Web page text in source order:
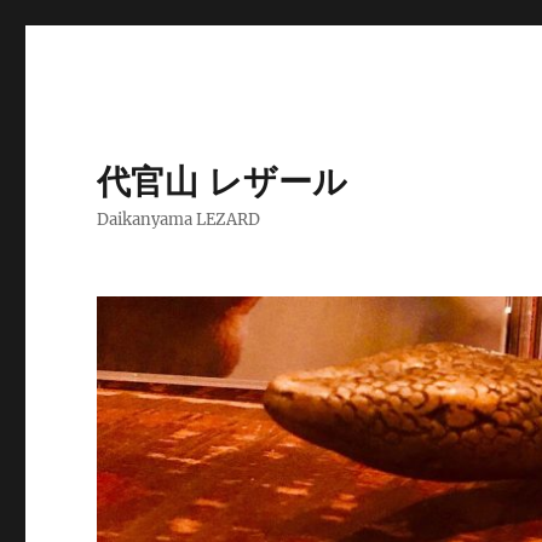
代官山 レザール
Daikanyama LEZARD